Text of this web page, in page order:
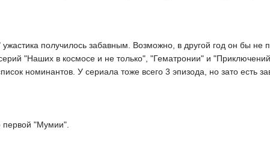
получилось забавным. Возможно, в другой год он бы не
"Наших в космосе и не только", "Гематронии" и
номинантов. У сериала тоже всего 3 эпизода, но зато есть
"Мумии".